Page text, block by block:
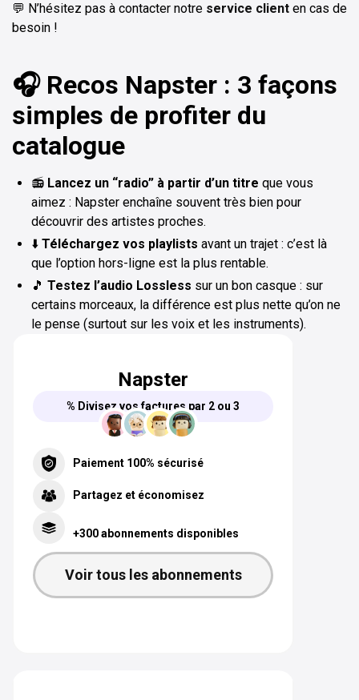
💬 N’hésitez pas à contacter notre service client en cas de
besoin !
🎧 Recos Napster : 3 façons
simples de profiter du
catalogue
📻 Lancez un “radio” à partir d’un titre que vous
aimez : Napster enchaîne souvent très bien pour
découvrir des artistes proches.
⬇️ Téléchargez vos playlists avant un trajet : c’est là
que l’option hors-ligne est la plus rentable.
🎵 Testez l’audio Lossless sur un bon casque : sur
certains morceaux, la différence est plus nette qu’on ne
le pense (surtout sur les voix et les instruments).
Napster
% Divisez vos factures par 2 ou 3
Paiement 100% sécurisé
Partagez et économisez
+300 abonnements disponibles
Voir tous les abonnements